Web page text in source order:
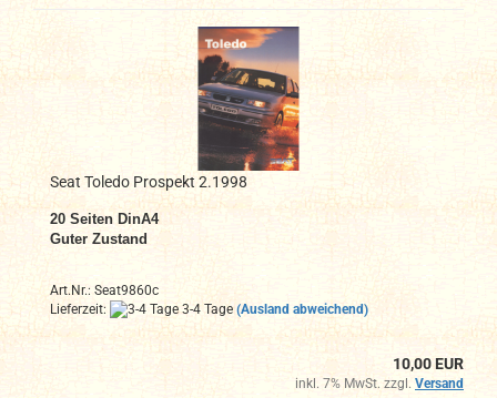
Seat Toledo Prospekt 2.1998
20 Seiten DinA4
Guter Zustand
Art.Nr.: Seat9860c
Lieferzeit:
3-4 Tage (Ausland abweichend)
10,00 EUR
inkl. 7% MwSt. zzgl. Versand